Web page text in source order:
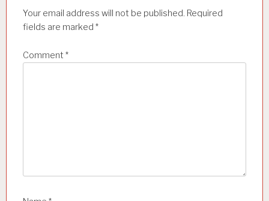
Your email address will not be published. Required
fields are marked *
Comment *